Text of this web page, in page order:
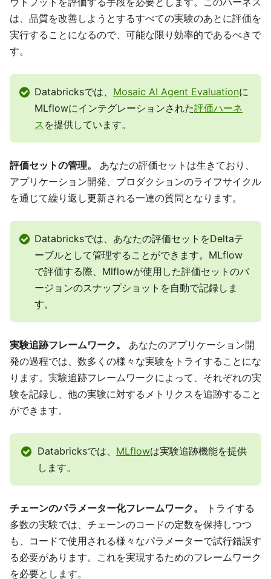
は、品質を改善しようとするすべての実験のあとに評価を
実行することになるので、可能な限り効率的であるべきで
す。
Databricksでは、 Mosaic AI Agent Evaluationに
MLflowにインテグレーションされた評価ハーネ
ス を提供しています。
評価セットの管理。
あなたの評価セットは生きており、
アプリケーション開発、プロダクションのライフサイクル
を通じて繰り返し更新される一連の質問となります。
Databricksでは、あなたの評価セットをDeltaテ
ーブルとして管理することができます。MLflow
で評価する際、Mlflowが使用した評価セットのバ
ージョンのスナップショットを自動で記録しま
す。
実験追跡フレームワーク。
あなたのアプリケーション開
発の過程では、数多くの様々な実験をトライすることにな
ります。実験追跡フレームワークによって、それぞれの実
験を記録し、他の実験に対するメトリクスを追跡すること
ができます。
Databricksでは、 MLflowは実験追跡機能を提供
します。
チェーンのパラメーター化フレームワーク。
トライする
多数の実験では、チェーンのコードの定数を保持しつつ
も、コードで使用される様々なパラメーターで試行錯誤す
る必要があります。これを実現するためのフレームワーク
を必要とします。